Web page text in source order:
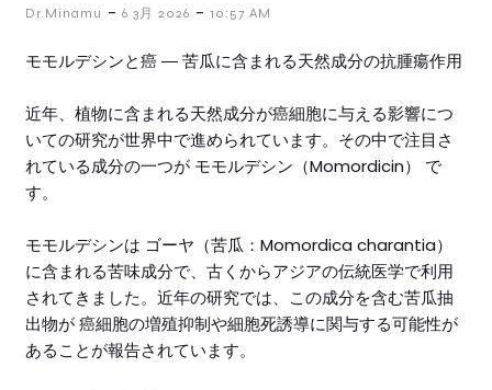
Dr.Minamu - 6 3月 2026 - 10:57 AM
モモルデシンと癌 ― 苦瓜に含まれる天然成分の抗腫瘍作用
近年、植物に含まれる天然成分が癌細胞に与える影響につ
いての研究が世界中で進められています。その中で注目さ
れている成分の一つが モモルデシン（Momordicin） で
す。
モモルデシンは ゴーヤ（苦瓜：Momordica charantia）
に含まれる苦味成分で、古くからアジアの伝統医学で利用
されてきました。近年の研究では、この成分を含む苦瓜抽
出物が 癌細胞の増殖抑制や細胞死誘導に関与する可能性が
あることが報告されています。